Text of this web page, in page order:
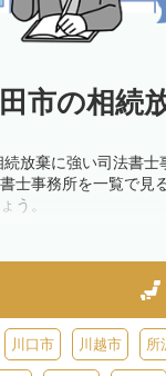
市の相続
放棄に強い司法書
士事務所を一覧で見
う。
川口市 川越市 所